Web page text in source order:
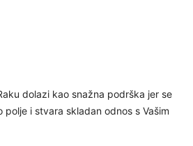
dolazi kao snažna podrška jer se
polje i stvara skladan odnos s Vašim